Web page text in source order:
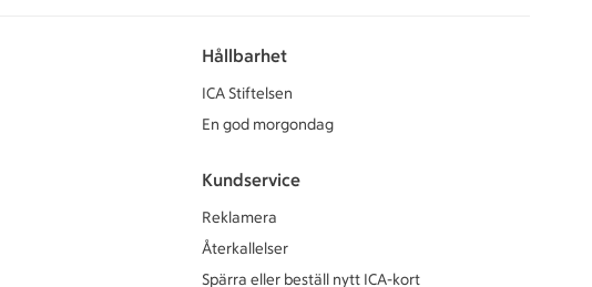
Hållbarhet
ICA Stiftelsen
En god morgondag
Kundservice
Reklamera
Återkallelser
Spärra eller beställ nytt ICA-kort